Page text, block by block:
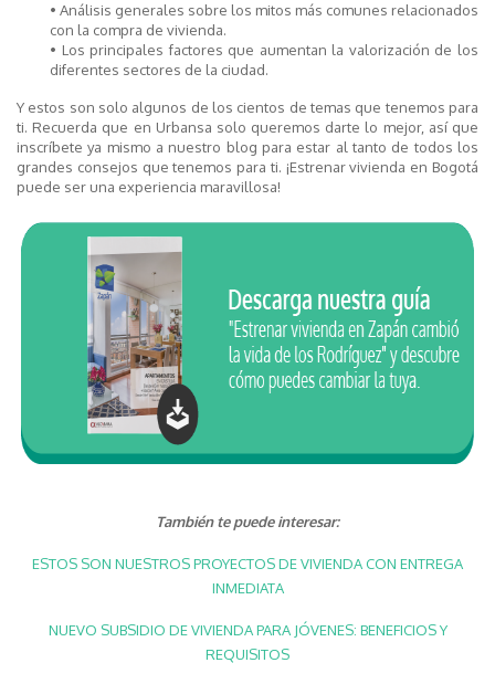
• Análisis generales sobre los mitos más comunes relacionados
con la compra de vivienda.
• Los principales factores que aumentan la valorización de los
diferentes sectores de la ciudad.
Y estos son solo algunos de los cientos de temas que tenemos para
ti. Recuerda que en Urbansa solo queremos darte lo mejor, así que
inscríbete ya mismo a nuestro blog para estar al tanto de todos los
grandes consejos que tenemos para ti. ¡Estrenar vivienda en Bogotá
puede ser una experiencia maravillosa!
También te puede interesar:
ESTOS SON NUESTROS PROYECTOS DE VIVIENDA CON ENTREGA
INMEDIATA
NUEVO SUBSIDIO DE VIVIENDA PARA JÓVENES: BENEFICIOS Y
REQUISITOS